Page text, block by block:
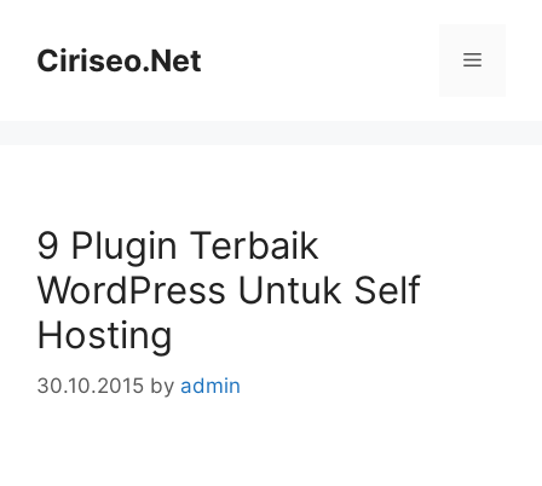
contentCiriseo.Net Menu
9 Plugin Terbaik
WordPress Untuk Self
Hosting
30.10.2015 by admin